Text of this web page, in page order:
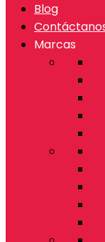
Blog
Marcas